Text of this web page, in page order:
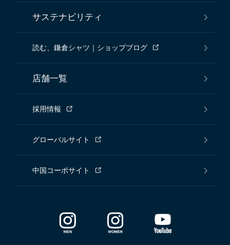
サステナビリティ
読む、鎌倉シャツ｜ショップブログ
店舗一覧
採用情報
グローバルサイト
中国コーポサイト